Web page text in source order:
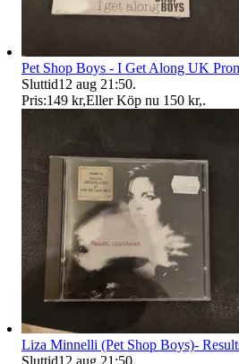
Pet Shop Boys - I Get Along UK
Sluttid12 aug 21:50.
Pris:149 kr,Eller Köp nu 150 kr,.
Liza Minnelli (Pet Shop Boys)-
Sluttid12 aug 21:50.